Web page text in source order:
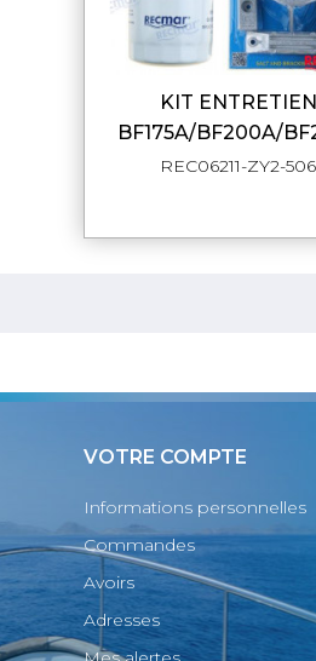
APERÇU
KIT ENTRETIEN
BF175A/BF200A/
REC06211-ZY2-506
VOTRE COMPTE
Informations personnelles
Commandes
Avoirs
Adresses